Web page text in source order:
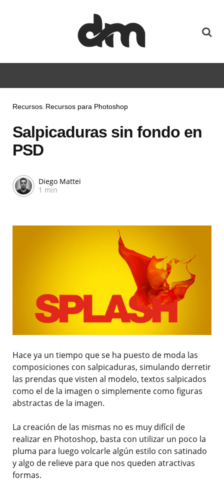
Recursos Recursos para Photoshop
Salpicaduras sin fondo en
PSD
Diego Mattei
1 min
Hace ya un tiempo que se ha puesto de moda las
composiciones con salpicaduras, simulando derretir
las prendas que visten al modelo, textos salpicados
como el de la imagen o simplemente como figuras
abstractas de la imagen.
La creación de las mismas no es muy difícil de
realizar en Photoshop, basta con utilizar un poco la
pluma para luego volcarle algún estilo con satinado
y algo de relieve para que nos queden atractivas
formas.